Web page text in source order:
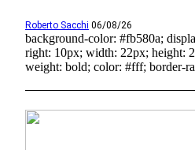
Roberto Sacchi 06/08/26
background-color: #fb580a;
right: 10px; width: 22px; height:
weight: bold; color: #fff; border-